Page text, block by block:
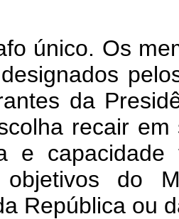
único. Os
da
recair
e
do
República ou